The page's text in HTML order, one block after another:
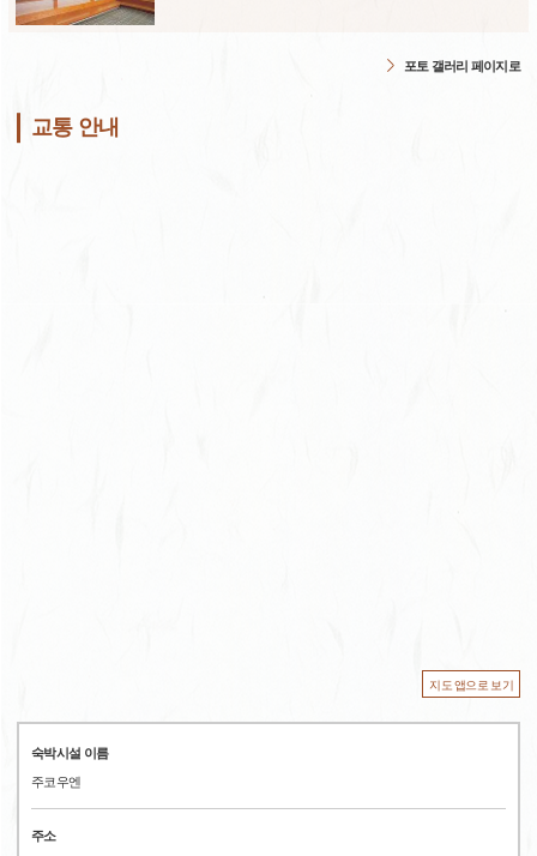
포토 갤러리 페이지로
교통 안내
지도 앱으로 보기
숙박시설 이름
주코우엔
주소